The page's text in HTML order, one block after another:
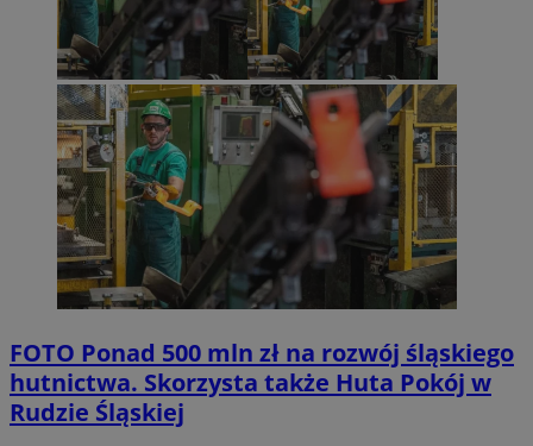
FOTO Ponad 500 mln zł na rozwój śląskiego
hutnictwa. Skorzysta także Huta Pokój w
Rudzie Śląskiej